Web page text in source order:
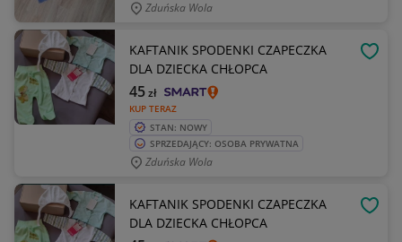
Zduńska Wola
KAFTANIK SPODENKI CZAPECZKA
DLA DZIECKA CHŁOPCA
KUP TERAZ
45zł
STAN: NOWY
SPRZEDAJĄCY: OSOBA PRYWATNA
Zduńska Wola
KAFTANIK SPODENKI CZAPECZKA
DLA DZIECKA CHŁOPCA